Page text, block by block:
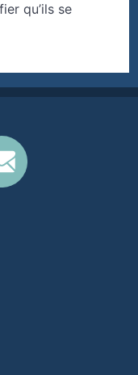
qu’ils se